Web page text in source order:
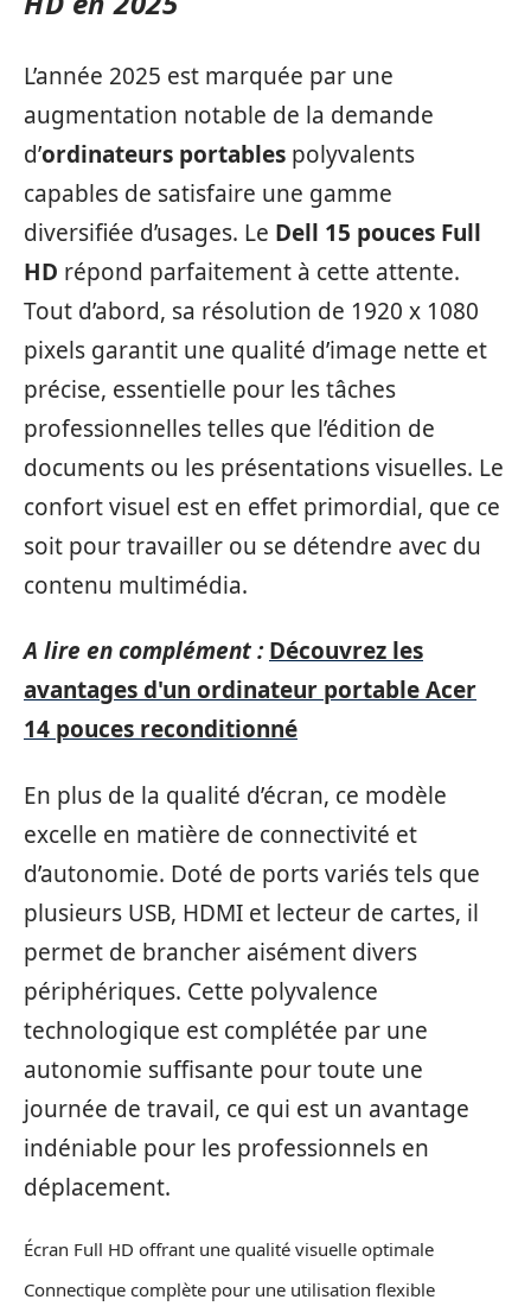
L’année 2025 est marquée par une
augmentation notable de la demande
d’ordinateurs portables polyvalents
capables de satisfaire une gamme
diversifiée d’usages. Le Dell 15 pouces Full
HD répond parfaitement à cette attente.
Tout d’abord, sa résolution de 1920 x 1080
pixels garantit une qualité d’image nette et
précise, essentielle pour les tâches
professionnelles telles que l’édition de
documents ou les présentations visuelles. Le
confort visuel est en effet primordial, que ce
soit pour travailler ou se détendre avec du
contenu multimédia.
A lire en complément : Découvrez les
avantages d'un ordinateur portable Acer
14 pouces reconditionné
En plus de la qualité d’écran, ce modèle
excelle en matière de connectivité et
d’autonomie. Doté de ports variés tels que
plusieurs USB, HDMI et lecteur de cartes, il
permet de brancher aisément divers
périphériques. Cette polyvalence
technologique est complétée par une
autonomie suffisante pour toute une
journée de travail, ce qui est un avantage
indéniable pour les professionnels en
déplacement.
Écran Full HD offrant une qualité visuelle optimale
Connectique complète pour une utilisation flexible